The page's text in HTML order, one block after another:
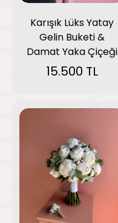
Karışık Lüks Yatay
Gelin Buketi &
Damat Yaka Çiçeği
15.500 TL